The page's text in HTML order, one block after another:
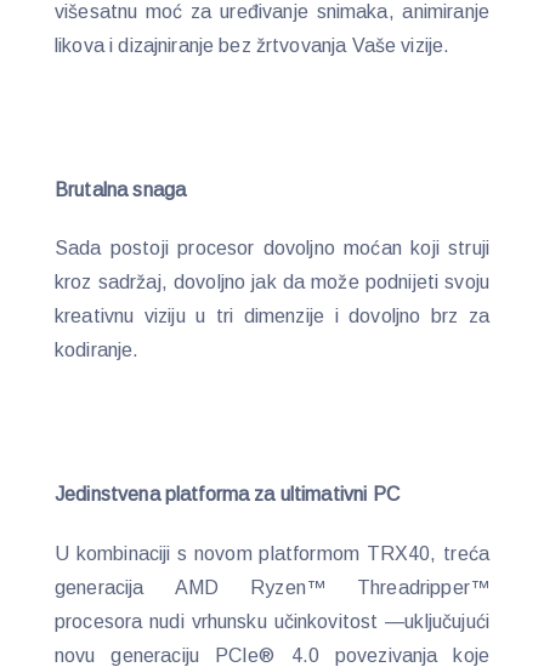
višesatnu moć za uređivanje snimaka, animiranje
likova i dizajniranje bez žrtvovanja Vaše vizije.
Brutalna snaga
Sada postoji procesor dovoljno moćan koji struji
kroz sadržaj, dovoljno jak da može podnijeti svoju
kreativnu viziju u tri dimenzije i dovoljno brz za
kodiranje.
Jedinstvena platforma za ultimativni PC
U kombinaciji s novom platformom TRX40, treća
generacija AMD Ryzen™ Threadripper™
procesora nudi vrhunsku učinkovitost —uključujući
novu generaciju PCIe® 4.0 povezivanja koje